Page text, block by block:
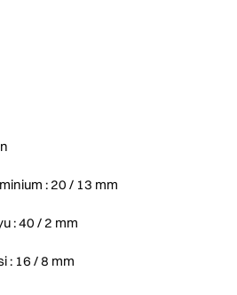
: 20 / 13 mm
: 40 / 2 mm
: 16 / 8 mm